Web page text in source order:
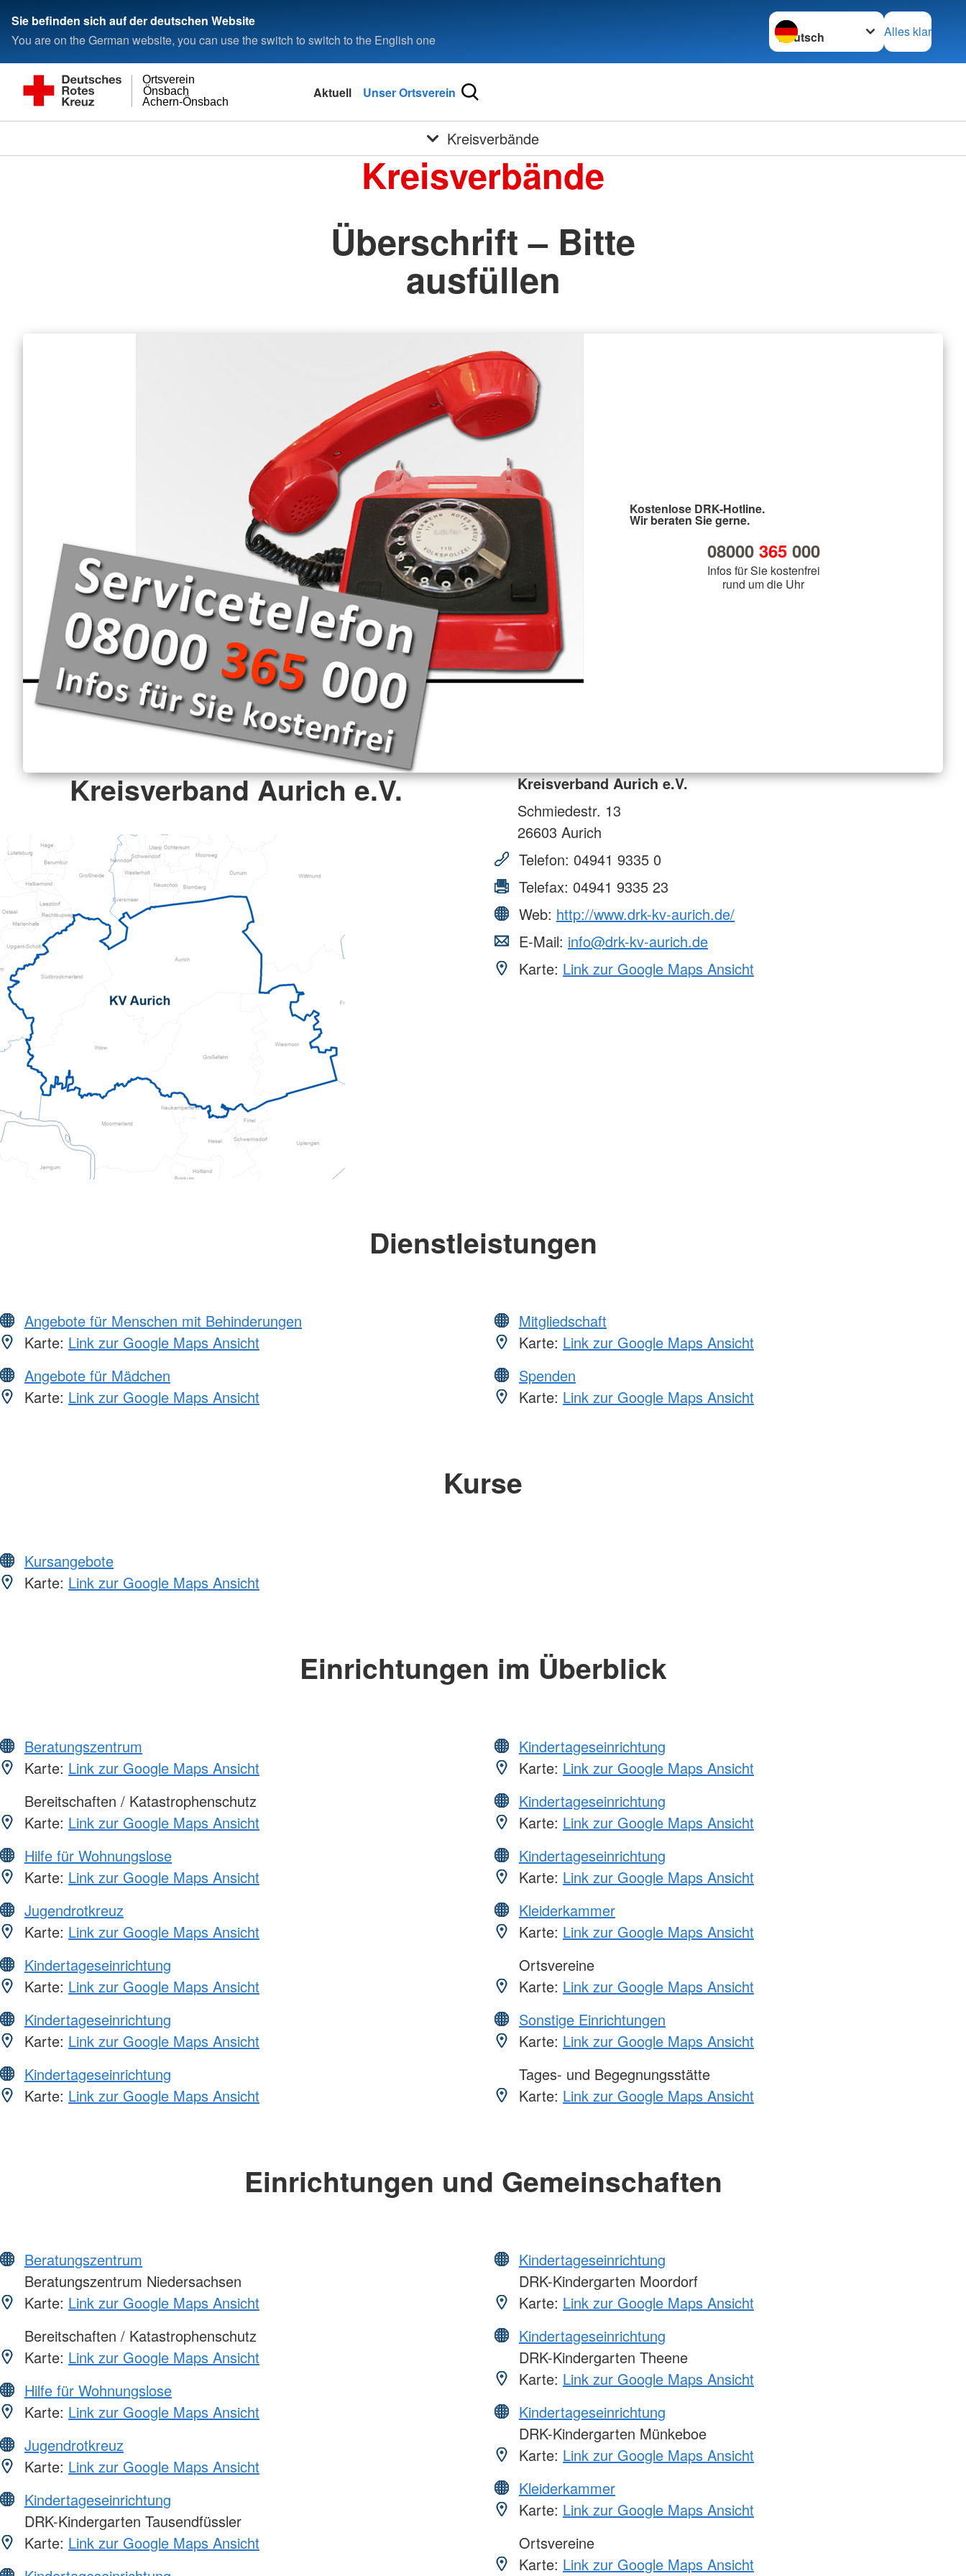
Sie befinden sich auf der deutschen Website
You are on the German website, you can use the switch to switch to the English one
Sprache wechseln zu
Alles klar
Achern-Önsbach
Önsbach
Ortsverein
Aktuell Unser Ortsverein
Kreisverbände
Kreisverbände
Überschrift – Bitte
ausfüllen
Kostenlose DRK-Hotline.
Wir beraten Sie gerne.
08000 365000
Infos für Sie kostenfrei
rund um die Uhr
Kreisverband Aurich e.V.
Kreisverband Aurich e.V.
Schmiedestr. 13
26603 Aurich
Telefon: 04941 9335 0
Telefax: 04941 9335 23
Web: http://www.drk-kv-aurich.de/
E-Mail: info@drk-kv-aurich.de
Karte: Link zur Google Maps Ansicht
Dienstleistungen
Angebote für Menschen mit Behinderungen
Karte: Link zur Google Maps Ansicht
Angebote für Mädchen
Karte: Link zur Google Maps Ansicht
Mitgliedschaft
Karte: Link zur Google Maps Ansicht
Spenden
Karte: Link zur Google Maps Ansicht
Kurse
Kursangebote
Karte: Link zur Google Maps Ansicht
Einrichtungen im Überblick
Beratungszentrum
Karte: Link zur Google Maps Ansicht
Bereitschaften / Katastrophenschutz
Karte: Link zur Google Maps Ansicht
Hilfe für Wohnungslose
Karte: Link zur Google Maps Ansicht
Jugendrotkreuz
Karte: Link zur Google Maps Ansicht
Kindertageseinrichtung
Karte: Link zur Google Maps Ansicht
Kindertageseinrichtung
Karte: Link zur Google Maps Ansicht
Kindertageseinrichtung
Karte: Link zur Google Maps Ansicht
Kindertageseinrichtung
Karte: Link zur Google Maps Ansicht
Kindertageseinrichtung
Karte: Link zur Google Maps Ansicht
Kindertageseinrichtung
Karte: Link zur Google Maps Ansicht
Kleiderkammer
Karte: Link zur Google Maps Ansicht
Ortsvereine
Karte: Link zur Google Maps Ansicht
Sonstige Einrichtungen
Karte: Link zur Google Maps Ansicht
Tages- und Begegnungsstätte
Karte: Link zur Google Maps Ansicht
Einrichtungen und Gemeinschaften
Beratungszentrum
Beratungszentrum Niedersachsen
Karte: Link zur Google Maps Ansicht
Bereitschaften / Katastrophenschutz
Karte: Link zur Google Maps Ansicht
Hilfe für Wohnungslose
Karte: Link zur Google Maps Ansicht
Jugendrotkreuz
Karte: Link zur Google Maps Ansicht
Kindertageseinrichtung
DRK-Kindergarten Tausendfüssler
Karte: Link zur Google Maps Ansicht
Kindertageseinrichtung
DRK-Kindergarten Moordorf
Karte: Link zur Google Maps Ansicht
Kindertageseinrichtung
DRK-Kindergarten Theene
Karte: Link zur Google Maps Ansicht
Kindertageseinrichtung
DRK-Kindergarten Münkeboe
Karte: Link zur Google Maps Ansicht
Kleiderkammer
Karte: Link zur Google Maps Ansicht
Ortsvereine
Karte: Link zur Google Maps Ansicht